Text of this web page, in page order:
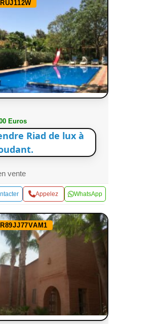
RUJ112W
Euros
Riad de lux à
vente
Appelez WhatsApp
R89JJ77VAM1